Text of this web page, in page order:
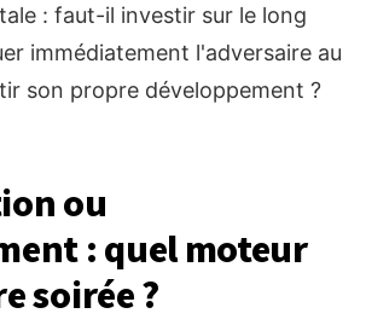
: faut-il investir sur le long
immédiatement l'adversaire au
son propre développement ?
ou
: quel moteur
soirée ?